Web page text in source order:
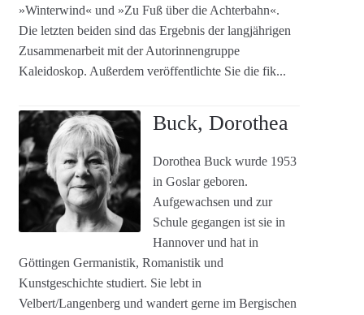
»Winterwind« und »Zu Fuß über die Achterbahn«.
Die letzten beiden sind das Ergebnis der langjährigen
Zusammenarbeit mit der Autorinnengruppe
Kaleidoskop. Außerdem veröffentlichte Sie die fik...
Buck, Dorothea
Dorothea Buck wurde 1953
in Goslar geboren.
Aufgewachsen und zur
Schule gegangen ist sie in
Hannover und hat in
Göttingen Germanistik, Romanistik und
Kunstgeschichte studiert. Sie lebt in
Velbert/Langenberg und wandert gerne im Bergischen